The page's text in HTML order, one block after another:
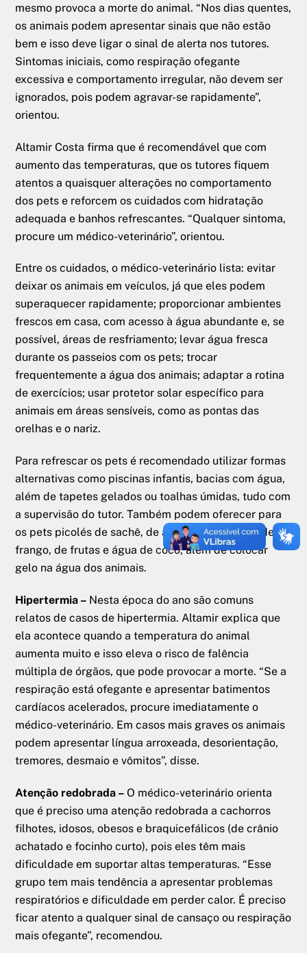
mesmo provoca a morte do animal. “Nos dias quentes,
os animais podem apresentar sinais que não estão
bem e isso deve ligar o sinal de alerta nos tutores.
Sintomas iniciais, como respiração ofegante
excessiva e comportamento irregular, não devem ser
ignorados, pois podem agravar-se rapidamente”,
orientou.
Altamir Costa firma que é recomendável que com
aumento das temperaturas, que os tutores fiquem
atentos a quaisquer alterações no comportamento
dos pets e reforcem os cuidados com hidratação
adequada e banhos refrescantes. “Qualquer sintoma,
procure um médico-veterinário”, orientou.
Entre os cuidados, o médico-veterinário lista: evitar
deixar os animais em veículos, já que eles podem
superaquecer rapidamente; proporcionar ambientes
frescos em casa, com acesso à água abundante e, se
possível, áreas de resfriamento; levar água fresca
durante os passeios com os pets; trocar
frequentemente a água dos animais; adaptar a rotina
de exercícios; usar protetor solar específico para
animais em áreas sensíveis, como as pontas das
orelhas e o nariz.
Para refrescar os pets é recomendado utilizar formas
alternativas como piscinas infantis, bacias com água,
além de tapetes gelados ou toalhas úmidas, tudo com
a supervisão do tutor. Também podem oferecer para
os pets picolés de sachê, de água de cozimento de
frango, de frutas e água de coco, além de colocar
gelo na água dos animais.
Hipertermia – Nesta época do ano são comuns
relatos de casos de hipertermia. Altamir explica que
ela acontece quando a temperatura do animal
aumenta muito e isso eleva o risco de falência
múltipla de órgãos, que pode provocar a morte. “Se a
respiração está ofegante e apresentar batimentos
cardíacos acelerados, procure imediatamente o
médico-veterinário. Em casos mais graves os animais
podem apresentar língua arroxeada, desorientação,
tremores, desmaio e vômitos”, disse.
Atenção redobrada – O médico-veterinário orienta
que é preciso uma atenção redobrada a cachorros
filhotes, idosos, obesos e braquicefálicos (de crânio
achatado e focinho curto), pois eles têm mais
dificuldade em suportar altas temperaturas. “Esse
grupo tem mais tendência a apresentar problemas
respiratórios e dificuldade em perder calor. É preciso
ficar atento a qualquer sinal de cansaço ou respiração
mais ofegante”, recomendou.